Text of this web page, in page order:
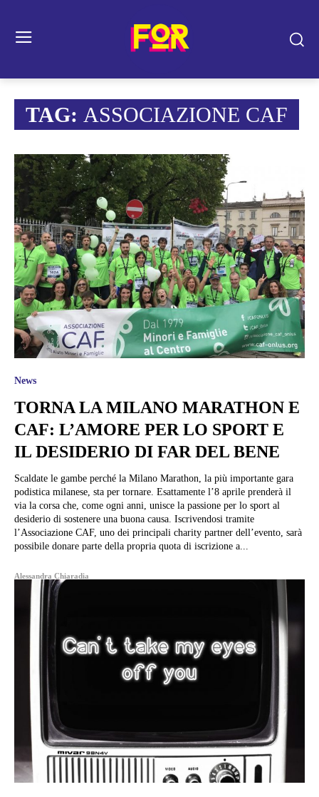
TAG: ASSOCIAZIONE CAF
News
TORNA LA MILANO MARATHON E
CAF: L’AMORE PER LO SPORT E
IL DESIDERIO DI FAR DEL BENE
Scaldate le gambe perché la Milano Marathon, la più importante gara
podistica milanese, sta per tornare. Esattamente l’8 aprile prenderà il
via la corsa che, come ogni anni, unisce la passione per lo sport al
desiderio di sostenere una buona causa. Iscrivendosi tramite
l’Associazione CAF, uno dei principali charity partner dell’evento, sarà
possibile donare parte della propria quota di iscrizione a...
Alessandra Chiaradia